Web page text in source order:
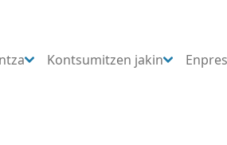
Kontsumitzen jakin